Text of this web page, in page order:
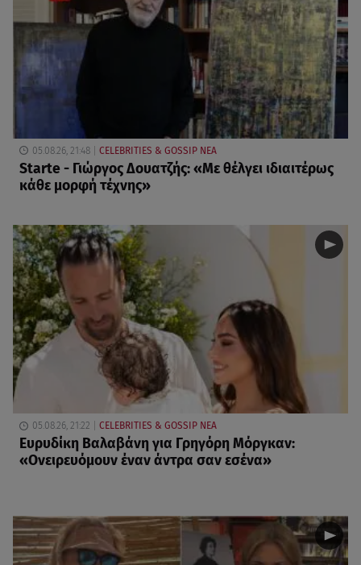
05.08.26, 21:48 CELEBRITIES & GOSSIP ΝΕΑ
Starte - Γιώργος Δουατζής: «Με θέλγει ιδιαιτέρως
κάθε μορφή τέχνης»
05.08.26, 21:22 CELEBRITIES & GOSSIP ΝΕΑ
Ευρυδίκη Βαλαβάνη για Γρηγόρη Μόργκαν:
«Oνειρευόμουν έναν άντρα σαν εσένα»